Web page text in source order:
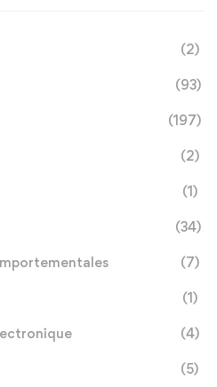
(2)
(93)
(197)
(2)
(1)
(34)
(7)
(1)
(4)
(5)